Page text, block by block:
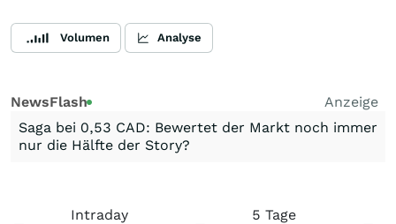
Volumen Analyse
NewsFlash
Anzeige
Saga bei 0,53 CAD: Bewertet der Markt noch immer
nur die Hälfte der Story?
Intraday 5 Tage